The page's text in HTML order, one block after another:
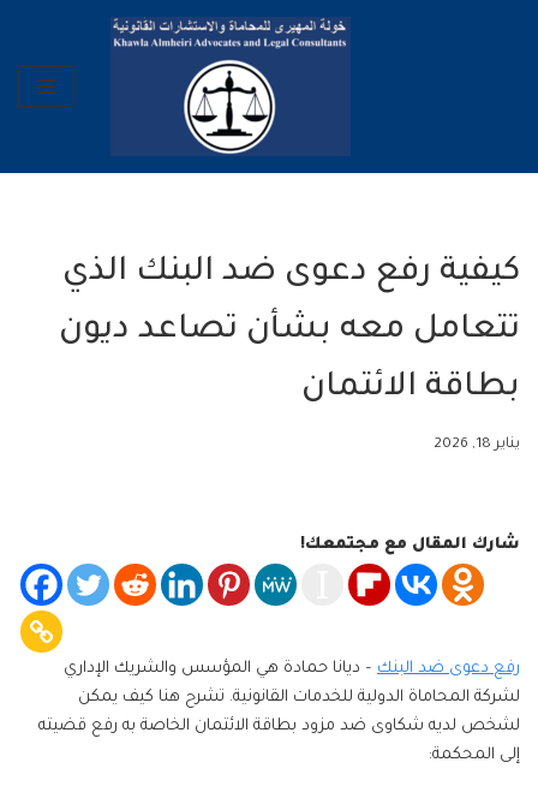
كيفية رفع دعوى ضد البنك الذي
تتعامل معه بشأن تصاعد ديون
بطاقة الائتمان
يناير 18, 2026
شارك المقال مع مجتمعك!
رفع دعوى ضد البنك – ديانا حمادة هي المؤسس والشريك الإداري
لشركة المحاماة الدولية للخدمات القانونية. تشرح هنا كيف يمكن
لشخص لديه شكاوى ضد مزود بطاقة الائتمان الخاصة به رفع قضيته
إلى المحكمة: